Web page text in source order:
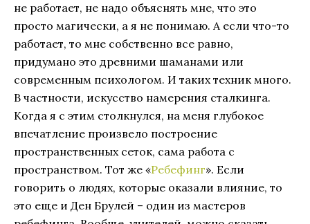
не работает, не надо объяснять мне, что это
просто магически, а я не понимаю. А если что-то
работает, то мне собственно все равно,
придумано это древними шаманами или
современным психологом. И таких техник много.
В частности, искусство намерения сталкинга.
Когда я с этим столкнулся, на меня глубокое
впечатление произвело построение
пространственных сеток, сама работа с
пространством. Тот же «Ребефинг». Если
говорить о людях, которые оказали влияние, то
это еще и Ден Брулей – один из мастеров